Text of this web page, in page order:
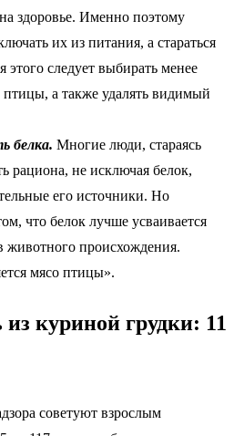
на здоровье. Именно поэтому
их из питания, а стараться
этого следует выбирать менее
а также удалять видимый
белка. Многие люди, стараясь
рациона, не исключая белок,
его источники. Но
что белок лучше усваивается
животного происхождения.
мясо птицы».
куриной грудки: 11
советуют взрослым